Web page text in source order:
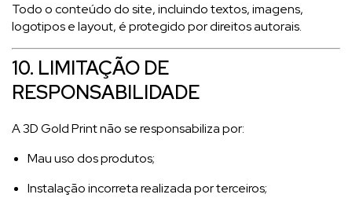
Todo o conteúdo do site, incluindo textos, imagens,
logotipos e layout, é protegido por direitos autorais.
10. LIMITAÇÃO DE
RESPONSABILIDADE
A 3D Gold Print não se responsabiliza por:
Mau uso dos produtos;
Instalação incorreta realizada por terceiros;